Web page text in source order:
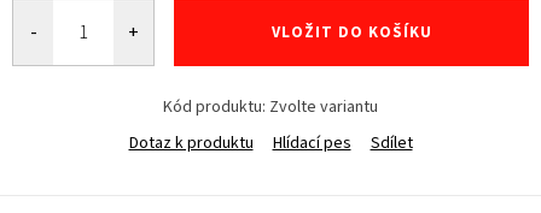
cena:
VLOŽIT DO KOŠÍKU
Kód produktu: Zvolte variantu
Dotaz k produktu
Hlídací pes Sdílet